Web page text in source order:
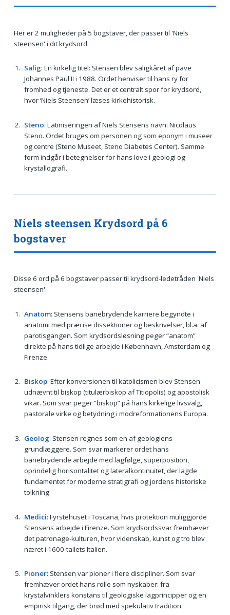
Her er 2 muligheder på 5 bogstaver, der passer til 'Niels
steensen' i dit krydsord.
Salig: En kirkelig titel: Stensen blev saligkåret af pave
Johannes Paul II i 1988. Ordet henviser til hans ry for
fromhed og tjeneste. Det er et centralt spor for krydsord,
hvor ‘Niels Steensen’ læses kirkehistorisk.
Steno: Latiniseringen af Niels Stensens navn: Nicolaus
Steno. Ordet bruges om personen og som eponym i museer
og centre (Steno Museet, Steno Diabetes Center). Samme
form indgår i betegnelser for hans love i geologi og
krystallografi.
Niels steensen Krydsord på 6
bogstaver
Disse 6 ord på 6 bogstaver passer til krydsord-ledetråden 'Niels
steensen'.
Anatom: Stensens banebrydende karriere begyndte i
anatomi med præcise dissektioner og beskrivelser, bl.a. af
parotisgangen. Som krydsordsløsning peger “anatom”
direkte på hans tidlige arbejde i København, Amsterdam og
Firenze.
Biskop: Efter konversionen til katolicismen blev Stensen
udnævnt til biskop (titulærbiskop af Titiopolis) og apostolisk
vikar. Som svar peger “biskop” på hans kirkelige livsvalg,
pastorale virke og betydning i modreformationens Europa.
Geolog: Stensen regnes som en af geologiens
grundlæggere. Som svar markerer ordet hans
banebrydende arbejde med lagfølge, superposition,
oprindelig horisontalitet og lateralkontinuitet, der lagde
fundamentet for moderne stratigrafi og jordens historiske
tolkning.
Medici: Fyrstehuset i Toscana, hvis protektion muliggjorde
Stensens arbejde i Firenze. Som krydsordssvar fremhæver
det patronage-kulturen, hvor videnskab, kunst og tro blev
næret i 1600-tallets Italien.
Pioner: Stensen var pioner i flere discipliner. Som svar
fremhæver ordet hans rolle som nyskaber: fra
krystalvinklers konstans til geologiske lagprincipper og en
empirisk tilgang, der brød med spekulativ tradition.